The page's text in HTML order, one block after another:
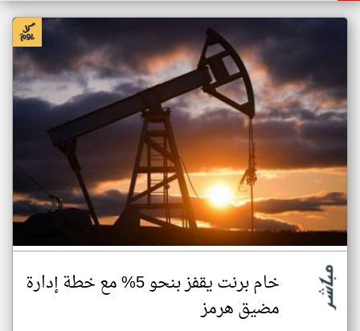
خام برنت يقفز بنحو 5% مع خطة إدارة
مضيق هرمز